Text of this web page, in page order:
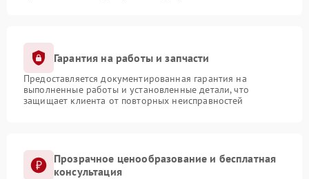
Гарантия на работы и запчасти
Предоставляется документированная гарантия на
выполненные работы и установленные детали, что
защищает клиента от повторных неисправностей
Прозрачное ценообразование и бесплатная
консультация